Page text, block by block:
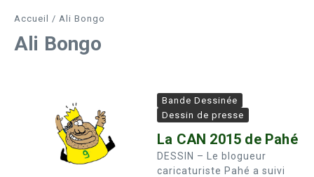
Accueil / Ali Bongo
Ali Bongo
Bande Dessinée
Dessin de presse
La CAN 2015 de Pahé
DESSIN – Le blogueur
caricaturiste Pahé a suivi